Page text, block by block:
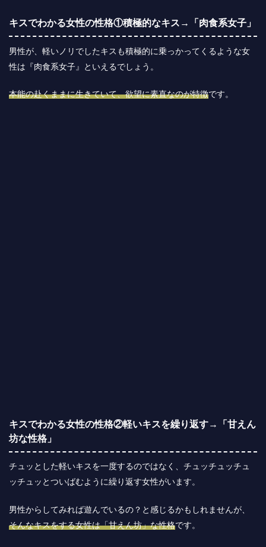
キスでわかる女性の性格①積極的なキス→「肉食系女子」
男性が、軽いノリでしたキスも積極的に乗っかってくるような女
性は『肉食系女子』といえるでしょう。
本能の赴くままに生きていて、欲望に素直なのが特徴です。
キスでわかる女性の性格②軽いキスを繰り返す→「甘えん
坊な性格」
チュッとした軽いキスを一度するのではなく、チュッチュッチュ
ッチュッとついばむように繰り返す女性がいます。
男性からしてみれば遊んでいるの？と感じるかもしれませんが、
そんなキスをする女性は「甘えん坊」な性格です。